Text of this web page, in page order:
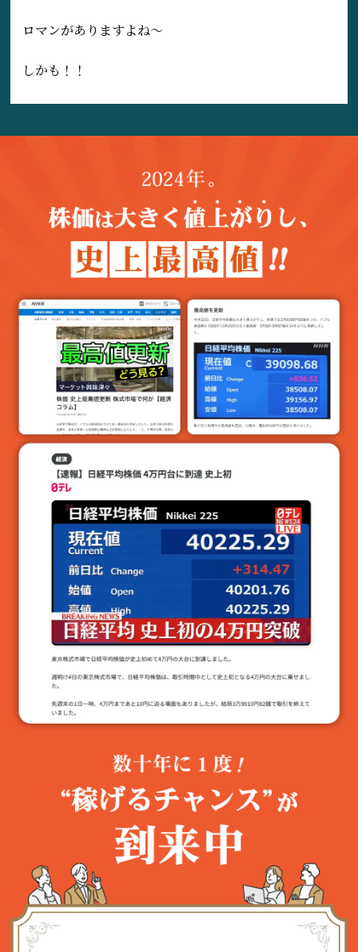
ロマンがありますよね〜
しかも！！